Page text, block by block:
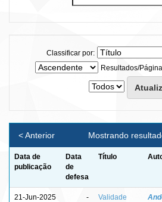
Classificar por:
Resultados/Página
Mostrando
< Anterior
Data de
publicação
Data
de
defesa
Título
21-Jun-2025 -
Validade